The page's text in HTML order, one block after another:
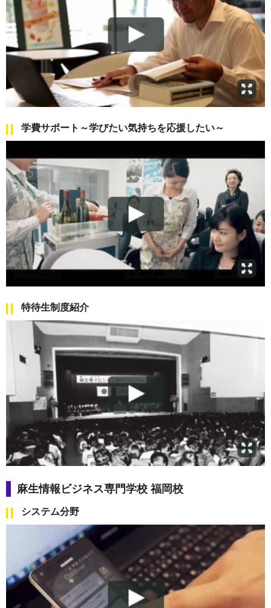
学費サポート～学びたい気持ちを応援したい～
特待生制度紹介
麻生情報ビジネス専門学校 福岡校
システム分野